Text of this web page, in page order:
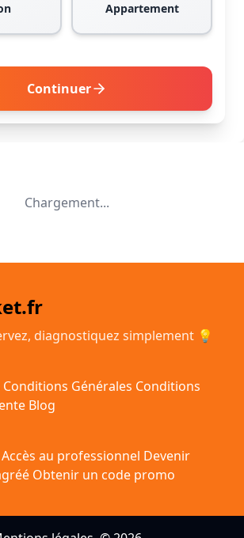
Appartement
Continuer
Chargement...
diagnostiquez simplement 💡
Conditions Générales Conditions
Blog
Accès au professionnel Devenir
Obtenir un code promo